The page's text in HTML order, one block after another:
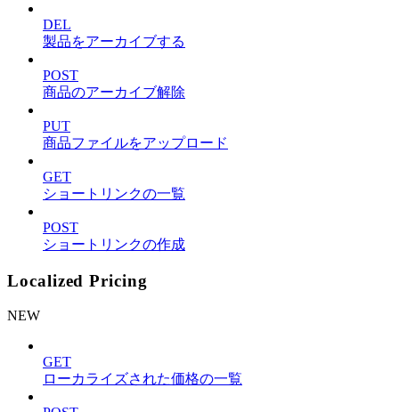
DEL
製品をアーカイブする
POST
商品のアーカイブ解除
PUT
商品ファイルをアップロード
GET
ショートリンクの一覧
POST
ショートリンクの作成
Localized Pricing
NEW
GET
ローカライズされた価格の一覧